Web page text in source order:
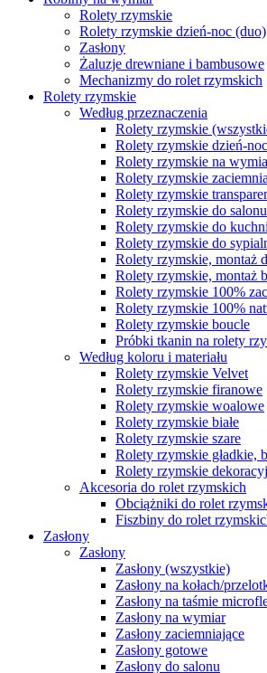
Rolety rzymskie
Rolety rzymskie dzień-noc (duo)
Zasłony
Żaluzje drewniane i bambusowe
Mechanizmy do rolet rzymskich
Rolety rzymskie
Według przeznaczenia
Rolety rzymskie
Rolety rzymskie dzień-
Rolety rzymskie na
Rolety rzymskie
Rolety rzymskie
Rolety rzymskie do salonu
Rolety rzymskie do kuchni
Rolety rzymskie do
Rolety rzymskie, montaż
Rolety rzymskie, montaż
Rolety rzymskie 100%
Rolety rzymskie 100%
Rolety rzymskie boucle
Próbki tkanin na rolety
Według koloru i materiału
Rolety rzymskie Velvet
Rolety rzymskie firanowe
Rolety rzymskie woalowe
Rolety rzymskie białe
Rolety rzymskie szare
Rolety rzymskie gładkie,
Rolety rzymskie
Akcesoria do rolet rzymskich
Obciążniki do rolet
Fiszbiny do rolet
Zasłony
Zasłony
Zasłony (wszystkie)
Zasłony na kołach/
Zasłony na taśmie
Zasłony na wymiar
Zasłony zaciemniające
Zasłony gotowe
Zasłony do salonu